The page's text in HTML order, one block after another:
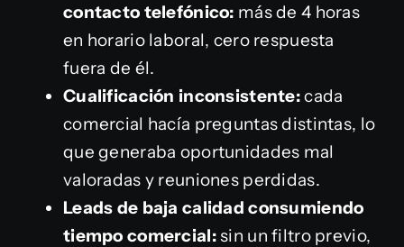
contacto telefónico: más de 4 horas
en horario laboral, cero respuesta
fuera de él.
Cualificación inconsistente:cada
comercial hacía preguntas distintas, lo
que generaba oportunidades mal
valoradas y reuniones perdidas.
Leads de baja calidad consumiendo
tiempo comercial:sin un filtro previo,